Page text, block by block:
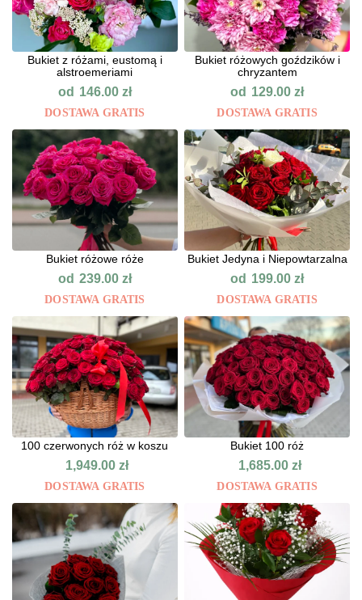
Bukiet z różami, eustomą i
alstroemeriami
od 146.00 zł
DOSTAWA GRATIS
Bukiet różowych goździków i
chryzantem
od 129.00zł
DOSTAWA GRATIS
Bukiet różowe róże
od 239.00 zł
DOSTAWA GRATIS
Bukiet Jedyna i Niepowtarzalna
od 199.00zł
DOSTAWA GRATIS
100 czerwonych róż w koszu
1,949.00zł
DOSTAWA GRATIS
Bukiet 100 róż
1,685.00 zł
DOSTAWA GRATIS